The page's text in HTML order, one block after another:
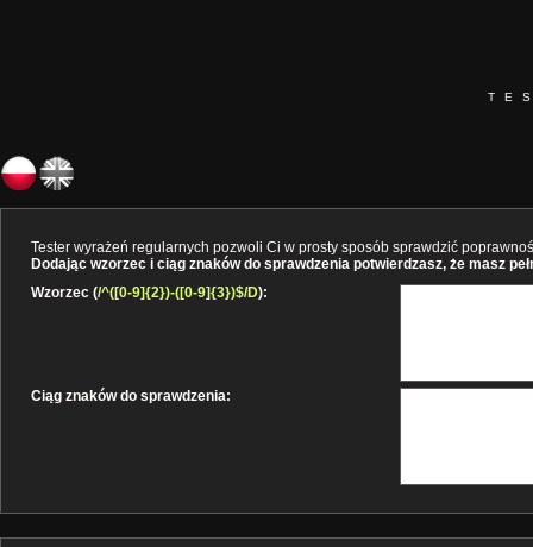
Tester wyrażeń regularnych pozwoli Ci w prosty sposób sprawdzić
Dodając wzorzec i ciąg znaków do sprawdzenia potwierdzasz, że masz
Wzorzec (/^([0-9]{2})-([0-9]{3})$/D):
Ciąg znaków do sprawdzenia: